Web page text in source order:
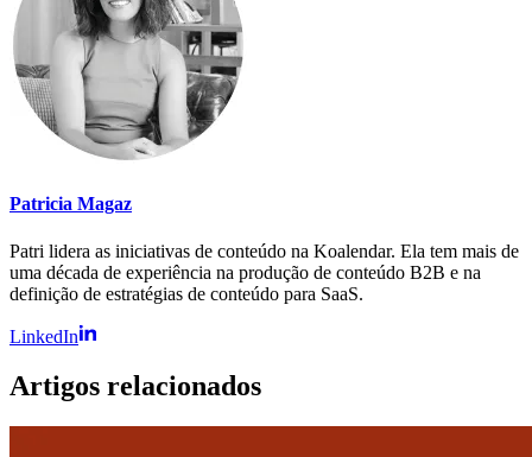
Patricia Magaz
Patri lidera as iniciativas de conteúdo na Koalendar. Ela tem mais de
uma década de experiência na produção de conteúdo B2B e na
definição de estratégias de conteúdo para SaaS.
LinkedIn
Artigos relacionados